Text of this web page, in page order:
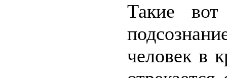
Такие вот
человек в